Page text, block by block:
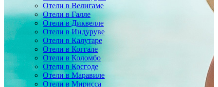
Отели в Велигаме
Отели в Галле
Отели в Диквелле
Отели в Индуруве
Отели в Калутаре
Отели в Коггале
Отели в Коломбо
Отели в Косгоде
Отели в Маравиле
Отели в Мирисса